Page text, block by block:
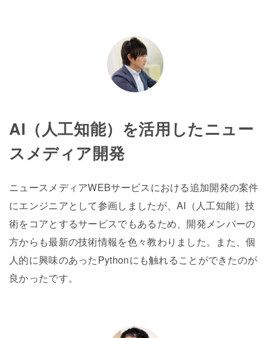
AI（人工知能）を活用したニュー
スメディア開発
ニュースメディアWEBサービスにおける追加開発の案件
にエンジニアとして参画しましたが、AI（人工知能）技
術をコアとするサービスでもあるため、開発メンバーの
方からも最新の技術情報を色々教わりました。また、個
人的に興味のあったPythonにも触れることができたのが
良かったです。